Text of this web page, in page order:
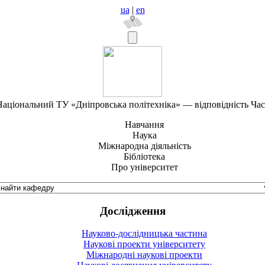
ua | en
ТУ «Дніпровська політехніка» — відповідність
Навчання
Наука
Міжнародна діяльність
Бібліотека
Про університет
Дослідження
Науково-дослідницька частина
Наукові проекти університету
Міжнародні наукові проекти